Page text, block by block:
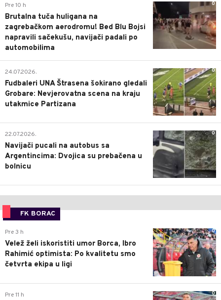
0
Pre 10 h
Brutalna tuča huligana na
zagrebačkom aerodromu! Bed Blu Bojsi
napravili sačekušu, navijači padali po
automobilima
0
24.07.2026.
Fudbaleri UNA Štrasena šokirano gledali
Grobare: Nevjerovatna scena na kraju
utakmice Partizana
0
22.07.2026.
Navijači pucali na autobus sa
Argentincima: Dvojica su prebačena u
bolnicu
FK BORAC
0
Pre 3 h
Velež želi iskoristiti umor Borca, Ibro
Rahimić optimista: Po kvalitetu smo
četvrta ekipa u ligi
0
Pre 11 h